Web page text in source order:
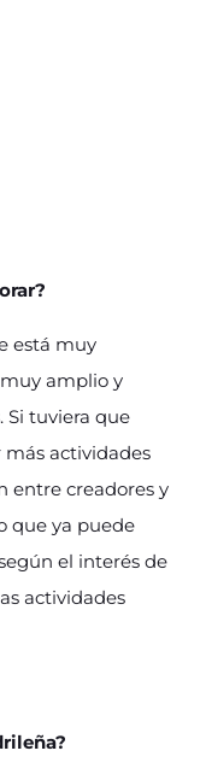
está muy
amplio y
Si tuviera que
más actividades
entre creadores y
que ya puede
el interés de
actividades